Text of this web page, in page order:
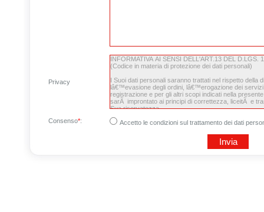
Privacy
Consenso*: Accetto le condizioni sul trattamento dei dati